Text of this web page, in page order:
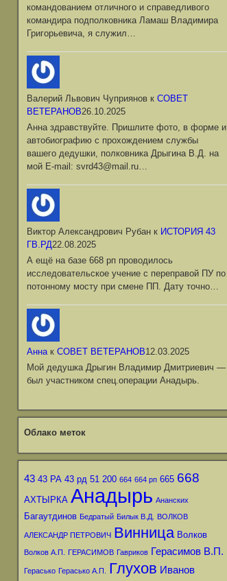
командованием отличного и справедливого
командира подполковника Ламаш Владимира
Григорьевича, я служил…
Валерий Львович Чуприяновк СОВЕТ
ВЕТЕРАНОВ26.10.2025
Анна здравствуйте. Пришлите фото, в форме и
автобиографию с прохождением службы
вашего дедушки, полковника Дрыгина В.Д. на
мой Е-mail: svrd43@mail.ru…
Виктор Александрович Рубанк ИСТОРИЯ 43
ГВ.РД22.08.2025
А ещё на базе 668 рп проводилось
исследовательское учение с переправой ПУ по
потонному мосту при смене ПП. Дату точно…
Аннак СОВЕТ ВЕТЕРАНОВ12.03.2025
Мой дедушка Дрыгин Владимир Дмитриевич —
был участником спец.операции Анадырь.
Облако меток
43 43 РА 43 рд 51 200 664 664 рп 665 668
АХТЫРКА Анадырь Ананских
Багаутдинов Бедратый Билык В.Д. ВОЛКОВ
АЛЕКСАНДР ПЕТРОВИЧ Винница Волков
Волков А.П. ГЕРАСИМОВ Гавриков Герасимов В.П.
Герасько Герасько А.П. Глухов Иванов